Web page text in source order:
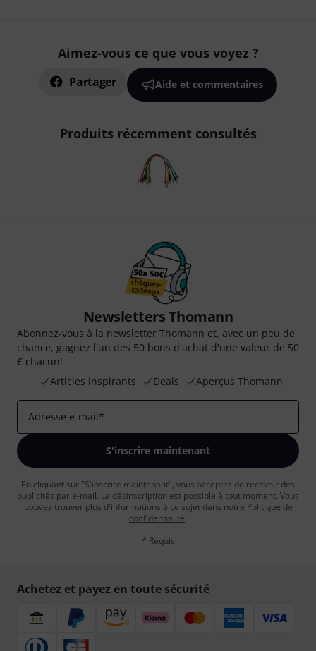
Aimez-vous ce que vous voyez ?
Partager Aide et commentaires
Produits récemment consultés
Newsletters Thomann
Abonnez-vous à la newsletter Thomann et, avec un peu de
chance, gagnez l'un des 50 bons d'achat d'une valeur de 50
€ chacun!
Articles inspirants
Deals Aperçus Thomann
Adresse e-mail*
S'inscrire maintenant
En cliquant sur "S'inscrire maintenant", vous acceptez de recevoir des
publicités par e-mail. La désinscription est possible à tout moment. Vous
pouvez trouver plus d'informations à ce sujet dans notre Politique de
confidentialité.
* Requis
Achetez et payez en toute sécurité